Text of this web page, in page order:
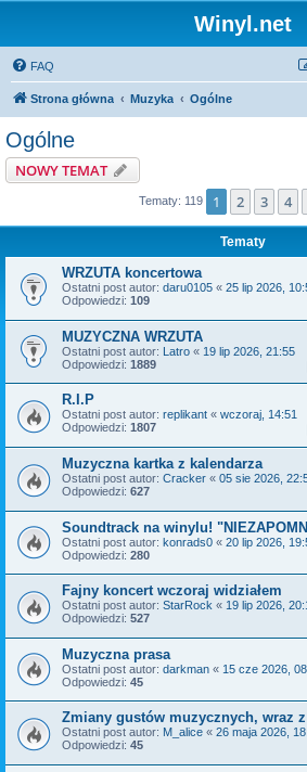
Winyl.net
FAQ
Strona główna Muzyka Ogólne
Ogólne
NOWY TEMAT
Tematy: 119 1 2 3 4
Tematy
WRZUTA koncertowa
Ostatni post autor: daru0105 « 25 lip 2026,
Odpowiedzi: 109
MUZYCZNA WRZUTA
Ostatni post autor: Latro « 19 lip 2026, 21:55
Odpowiedzi: 1889
R.I.P
Ostatni post autor: replikant « wczoraj, 14:51
Odpowiedzi: 1807
Muzyczna kartka z kalendarza
Ostatni post autor: Cracker « 05 sie 2026,
Odpowiedzi: 627
Soundtrack na winylu!
Ostatni post autor: konrads0 « 20 lip 2026,
Odpowiedzi: 280
Fajny koncert wczoraj widziałem
Ostatni post autor: StarRock « 19 lip 2026,
Odpowiedzi: 527
Muzyczna prasa
Ostatni post autor: darkman « 15 cze 2026,
Odpowiedzi: 45
Zmiany gustów muzycznych, wraz
Ostatni post autor: M_alice « 26 maja 2026,
Odpowiedzi: 45